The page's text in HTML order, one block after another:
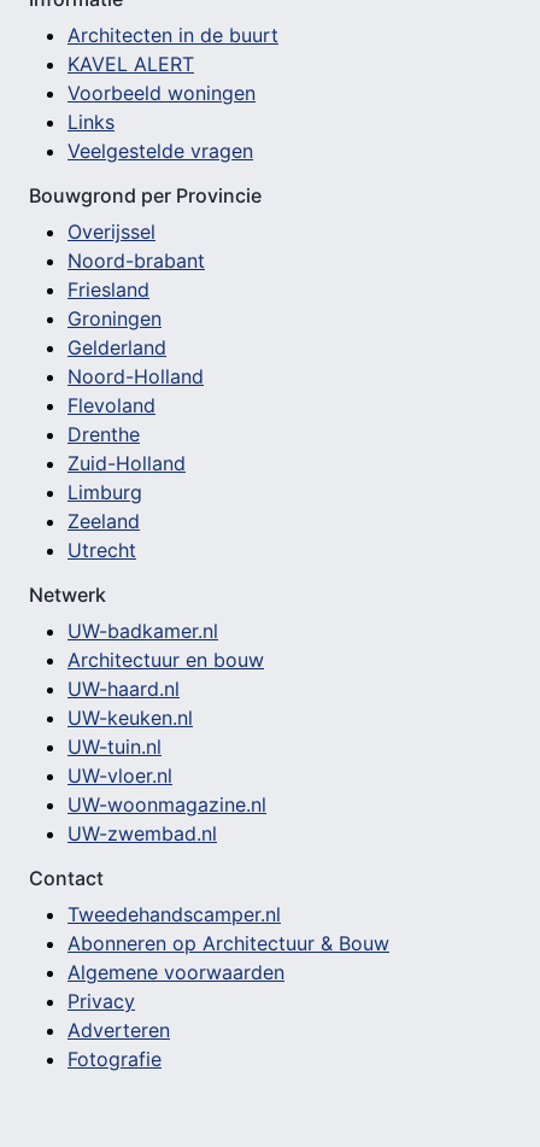
Architecten in de buurt
KAVEL ALERT
Voorbeeld woningen
Links
Veelgestelde vragen
Bouwgrond per Provincie
Overijssel
Noord-brabant
Friesland
Groningen
Gelderland
Noord-Holland
Flevoland
Drenthe
Zuid-Holland
Limburg
Zeeland
Utrecht
Netwerk
UW-badkamer.nl
Architectuur en bouw
UW-haard.nl
UW-keuken.nl
UW-tuin.nl
UW-vloer.nl
UW-woonmagazine.nl
UW-zwembad.nl
Contact
Tweedehandscamper.nl
Abonneren op Architectuur & Bouw
Algemene voorwaarden
Privacy
Adverteren
Fotografie